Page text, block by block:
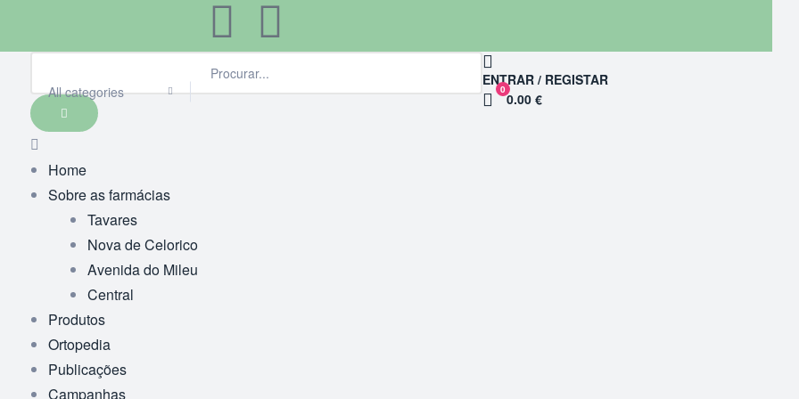
All categories
ENTRAR / REGISTAR
0
0.00 €
Home
Sobre as farmácias
Tavares
Nova de Celorico
Avenida do Mileu
Central
Produtos
Ortopedia
Publicações
Campanhas